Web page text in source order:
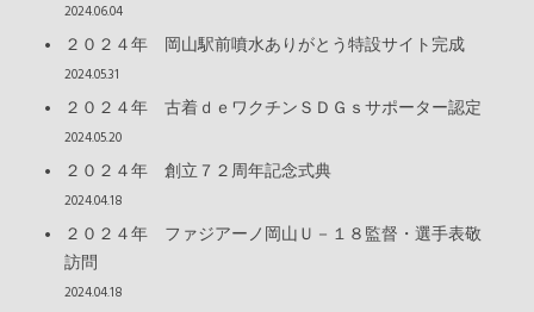
2024.06.04
２０２４年 岡山駅前噴水ありがとう特設サイト完成
2024.05.31
２０２４年 古着ｄｅワクチンＳＤＧｓサポーター認定
2024.05.20
２０２４年 創立７２周年記念式典
2024.04.18
２０２４年 ファジアーノ岡山Ｕ－１８監督・選手表敬
訪問
2024.04.18